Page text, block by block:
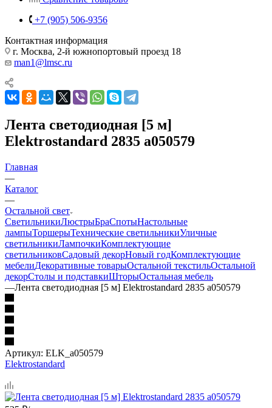
+7 (905) 506-9356
Контактная информация
г. Москва, 2-й южнопортовый проезд 18
man1@lmsc.ru
Лента светодиодная [5 м]
Elektrostandard 2835 a050579
Главная
—
Каталог
—
Остальной свет
СветильникиЛюстрыБраСпотыНастольные
лампыТоршерыТехнические светильникиУличные
светильникиЛампочкиКомплектующие
светильниковСадовый декорНовый годКомплектующие
мебелиДекоративные товарыОстальной текстильОстальной
декорСтолы и подставкиШторыОстальная мебель
—Лента светодиодная [5 м] Elektrostandard 2835 a050579
Артикул: ELK_a050579
Elektrostandard